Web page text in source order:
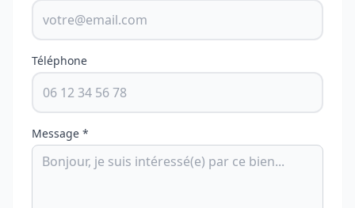
Téléphone
Message *